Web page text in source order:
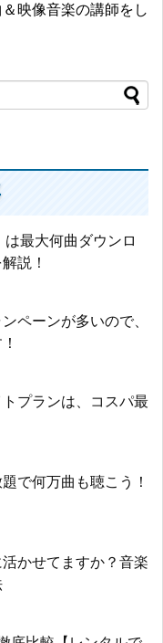
映像音楽の講師をし
最大何曲ダウンロ
説！
ペーンが多いので、
プランは、コスパ最
で何万曲も聴こう！
かせてますか？音楽